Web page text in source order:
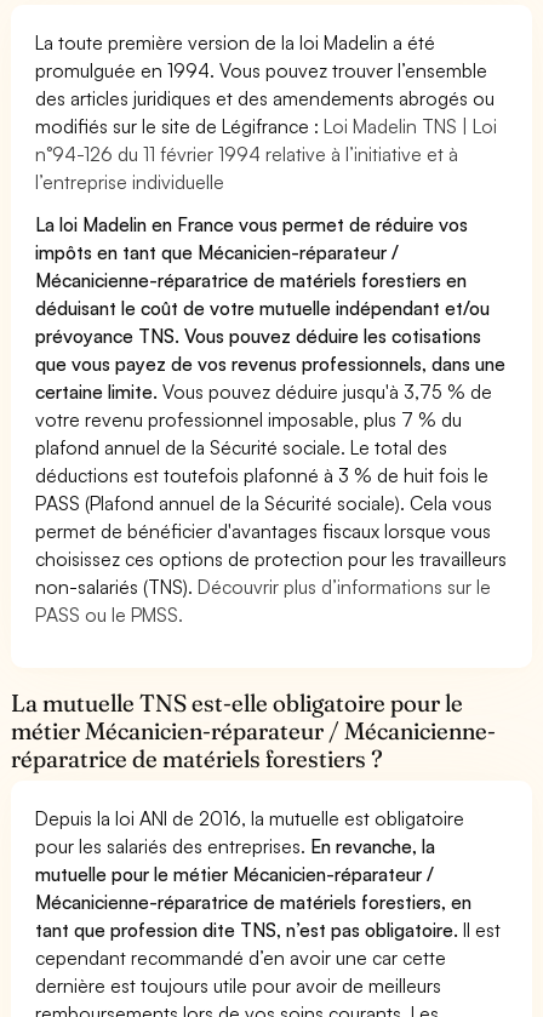
La toute première version de la loi Madelin a été
promulguée en 1994. Vous pouvez trouver l’ensemble
des articles juridiques et des amendements abrogés ou
modifiés sur le site de Légifrance :Loi Madelin TNS | Loi
n°94-126 du 11 février 1994 relative à l’initiative et à
l’entreprise individuelle
La loi Madelin en France vous permet de réduire vos
impôts en tant que Mécanicien-réparateur /
Mécanicienne-réparatrice de matériels forestiers en
déduisant le coût de votre mutuelle indépendant et/ou
prévoyance TNS. Vous pouvez déduire les cotisations
que vous payez de vos revenus professionnels, dans une
certaine limite.Vous pouvez déduire jusqu'à 3,75 % de
votre revenu professionnel imposable, plus 7 % du
plafond annuel de la Sécurité sociale. Le total des
déductions est toutefois plafonné à 3 % de huit fois le
PASS (Plafond annuel de la Sécurité sociale). Cela vous
permet de bénéficier d'avantages fiscaux lorsque vous
choisissez ces options de protection pour les travailleurs
non-salariés (TNS).Découvrir plus d’informations sur le
PASS ou le PMSS.
La mutuelle TNS est-elle obligatoire pour le
métier Mécanicien-réparateur / Mécanicienne-
réparatrice de matériels forestiers ?
Depuis la loi ANI de 2016, la mutuelle est obligatoire
pour les salariés des entreprises. En revanche, la
mutuelle pour le métier Mécanicien-réparateur /
Mécanicienne-réparatrice de matériels forestiers, en
tant que profession dite TNS, n’est pas obligatoire.Il est
cependant recommandé d’en avoir une car cette
dernière est toujours utile pour avoir de meilleurs